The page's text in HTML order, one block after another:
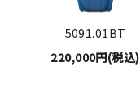
5091.01BT
220,000円(税込)